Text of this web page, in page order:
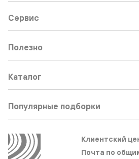
Сервис
Полезно
Каталог
Популярные подборки
Клиентский
Почта по